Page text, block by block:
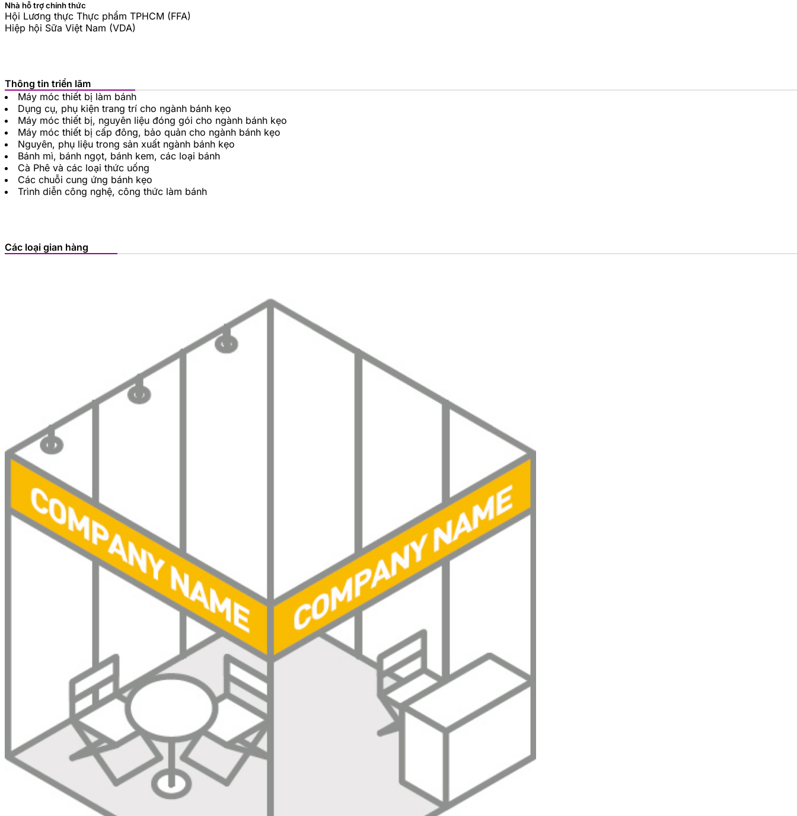
Nhà hỗ trợ chính thức
Hội Lương thực Thực phẩm TPHCM (FFA)
Hiệp hội Sữa Việt Nam (VDA)
Thông tin triển lãm
Máy móc thiết bị làm bánh
Dụng cụ, phụ kiện trang trí cho ngành bánh kẹo
Máy móc thiết bị, nguyên liệu đóng gói cho ngành bánh kẹo
Máy móc thiết bị cấp đông, bảo quản cho ngành bánh kẹo
Nguyên, phụ liệu trong sản xuất ngành bánh kẹo
Bánh mì, bánh ngọt, bánh kem, các loại bánh
Cà Phê và các loại thức uống
Các chuỗi cung ứng bánh kẹo
Trình diễn công nghệ, công thức làm bánh
Các loại gian hàng